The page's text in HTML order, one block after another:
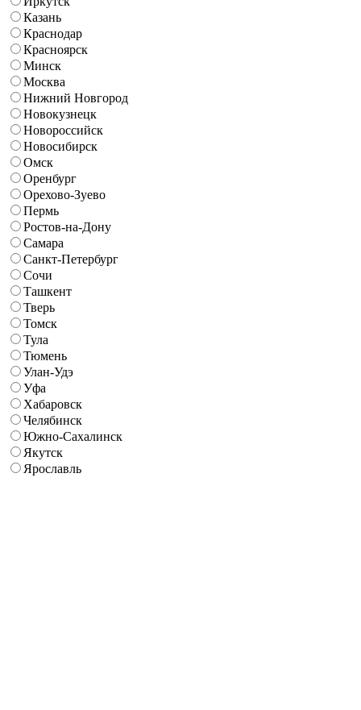
Казань
Краснодар
Красноярск
Минск
Москва
Нижний Новгород
Новокузнецк
Новороссийск
Новосибирск
Омск
Оренбург
Орехово-Зуево
Пермь
Ростов-на-Дону
Самара
Санкт-Петербург
Сочи
Ташкент
Тверь
Томск
Тула
Тюмень
Улан-Удэ
Уфа
Хабаровск
Челябинск
Южно-Сахалинск
Якутск
Ярославль